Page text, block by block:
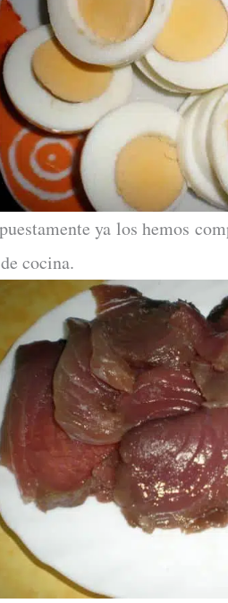
ya los hemos
cocina.